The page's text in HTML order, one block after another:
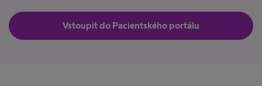
Vstoupit do Pacientského portálu